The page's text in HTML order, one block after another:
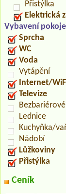
Přistýlka
Elektrická
Vybavení
Sprcha
WC
Voda
Vytápění
Internet/
Televize
Lednice
Kuchyňka/
Nádobí
Lůžkoviny
Přistýlka
Ceník